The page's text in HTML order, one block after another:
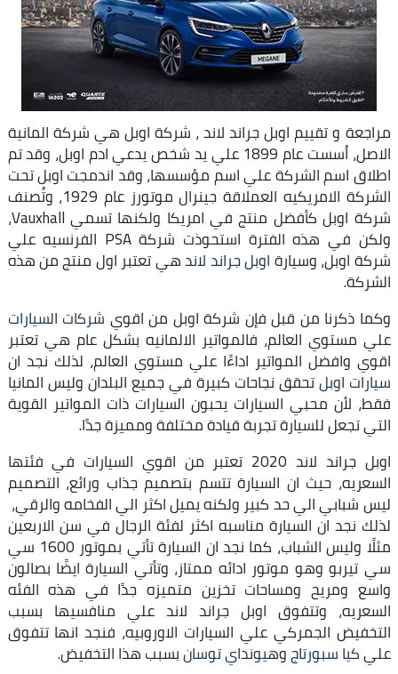
مراجعة و تقييم اوبل جراند لاند ، شركة اوبل هي شركة المانية
الاصل، اُسست عام 1899 علي يد شخص يدعي ادم اوبل، وقد تم
اطلاق اسم الشركة علي اسم مؤسسها، وقد اندمجت اوبل تحت
الشركة الامريكيه العملاقة جينرال موتورز عام 1929، وتُصنف
شركة اوبل كأفضل منتج في امريكا ولكنها تسمي Vauxhall،
ولكن في هذه الفترة استحوذت شركة PSA الفرنسيه علي
شركة اوبل، وسيارةاوبل جراند لاندهي تعتبر اول منتج من هذه
الشركة.
وكما ذكرنا من قبل فإن شركة اوبل من اقوي شركات السيارات
علي مستوي العالم، فالمواتير الالمانيه بشكل عام هي تعتبر
اقوي وافضل المواتير اداءًا علي مستوي العالم، لذلك نجد ان
سيارات اوبلتحقق نجاحات كبيرة في جميع البلدان وليس المانيا
فقط، لأن محبي السيارات يحبون السيارات ذات المواتير القوية
التي تجعل للسيارة تجربة قيادة مختلفة ومميزة جدًا.
اوبل جراند لاند 2020 تعتبر من اقوي السيارات في فئتها
السعريه، حيث ان السيارة تتسم بتصميم جذاب ورائع، التصميم
ليس شبابي الي حد كبير ولكنه يميل اكثر الي الفخامه والرقي،
لذلك نجد ان السيارة مناسبه اكثر لفئة الرجال في سن الاربعين
مثلًا وليس الشباب، كما نجد ان السيارة تأتي بموتور 1600 سي
سي تيربو وهو موتور ادائه ممتاز، وتأتي السيارة ايضًا بصالون
واسع ومريح ومساحات تخزين متميزه جدًا في هذه الفئه
السعريه، وتتفوق اوبل جراند لاند علي منافسيها بسبب
التخفيض الجمركي علي السيارات الاوروبيه، فنجد انها تتفوق
عليكيا سبورتاجوهيونداي توسانبسبب هذا التخفيض.